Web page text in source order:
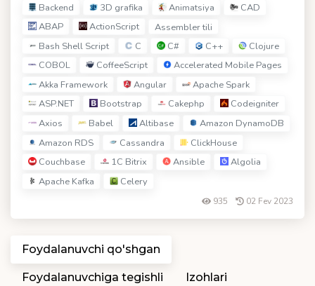
Backend 3D grafika Animatsiya
CAD
ABAP
ActionScript
Assembler tili
Bash Shell Script
C C# C++
Clojure
COBOL
CoffeeScript
Accelerated Mobile Pages
Akka Framework
Angular
Apache Spark
ASP.NET
Bootstrap Cakephp
Codeigniter
Axios
Babel Altibase
Amazon DynamoDB
Amazon RDS
Cassandra
ClickHouse
Couchbase
1C Bitrix Ansible
Algolia
Apache Kafka
Celery
935 02 Fev 2023
Foydalanuvchi qo'shgan
Foydalanuvchiga tegishli Izohlari